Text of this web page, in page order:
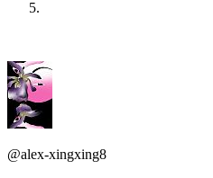
@alex-xingxing8